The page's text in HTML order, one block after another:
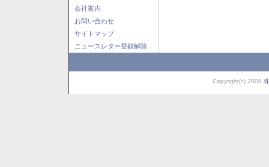
会社案内
お問い合わせ
サイトマップ
ニュースレター登録解除
Copyright(c) 2008